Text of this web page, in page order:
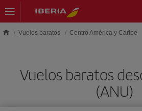
Saltar al contenido principal
Vuelos baratos Centro América y Caribe
Vuelos baratos
(ANU)